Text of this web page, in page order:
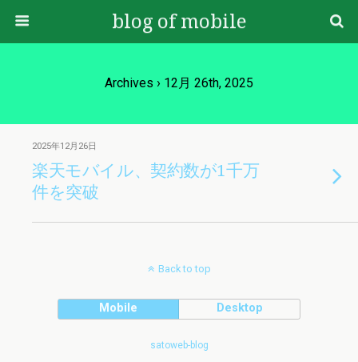
blog of mobile
Archives › 12月 26th, 2025
2025年12月26日
楽天モバイル、契約数が1千万
件を突破
Back to top
Mobile Desktop
satoweb-blog